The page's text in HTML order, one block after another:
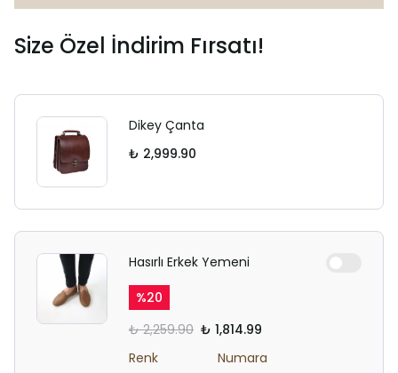
Size Özel İndirim Fırsatı!
Dikey Çanta
₺ 2,999.90
Hasırlı Erkek Yemeni
%20
₺ 2,259.90 ₺ 1,814.99
Renk
Numara